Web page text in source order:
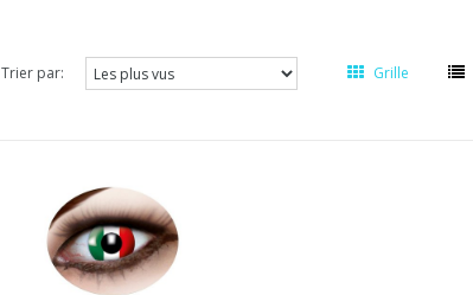
Trier par: Grille